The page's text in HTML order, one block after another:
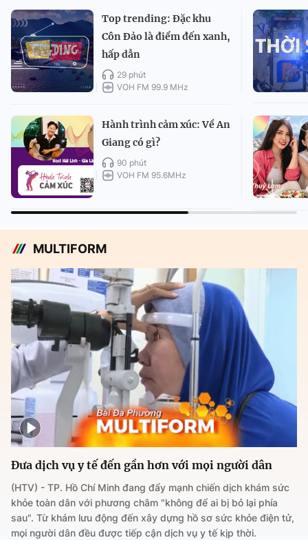
Top trending: Đặc khu
Côn Đảo là điểm đến xanh,
hấp dẫn
29 phút
VOH FM 99.9 MHz
Hành trình cảm xúc: Về An
Giang có gì?
90 phút
VOH FM 95.6MHz
MULTIFORM
Đưa dịch vụ y tế đến gần hơn với mọi người dân
(HTV) - TP. Hồ Chí Minh đang đẩy mạnh chiến dịch khám sức
khỏe toàn dân với phương châm "không để ai bị bỏ lại phía
sau". Từ khám lưu động đến xây dựng hồ sơ sức khỏe điện tử,
mọi người dân đều được tiếp cận dịch vụ y tế kịp thời.